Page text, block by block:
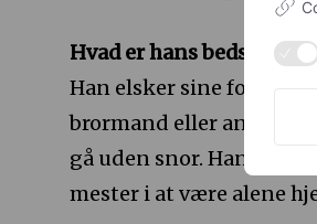
Hvad er hans bedste
Han elsker sine
brormand eller andre
gå uden snor. Han er
mester i at være alene